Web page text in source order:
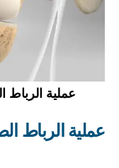
عملية الرباط
عملية الرباط